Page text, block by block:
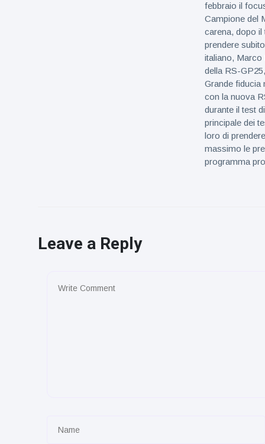
febbraio il
Campione del
carena, dopo
prendere
italiano, Marco
della RS-
Grande fiducia
con la nuova
durante il test
principale dei
loro di
massimo le
programma
Leave a Reply